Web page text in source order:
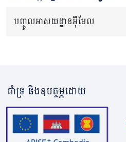
បញ្ចូលអាសយដ្ឋានអ៊ីមែល
គាំទ្រ និងឧបត្ថម្ភដោយ